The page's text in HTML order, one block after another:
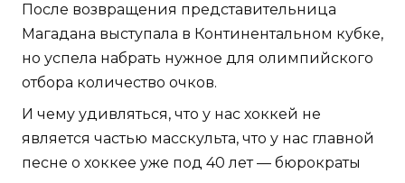
После возвращения представительница
Магадана выступала в Континентальном кубке,
но успела набрать нужное для олимпийского
отбора количество очков.
И чему удивляться, что у нас хоккей не
является частью масскульта, что у нас главной
песне о хоккее уже под 40 лет — бюрократы